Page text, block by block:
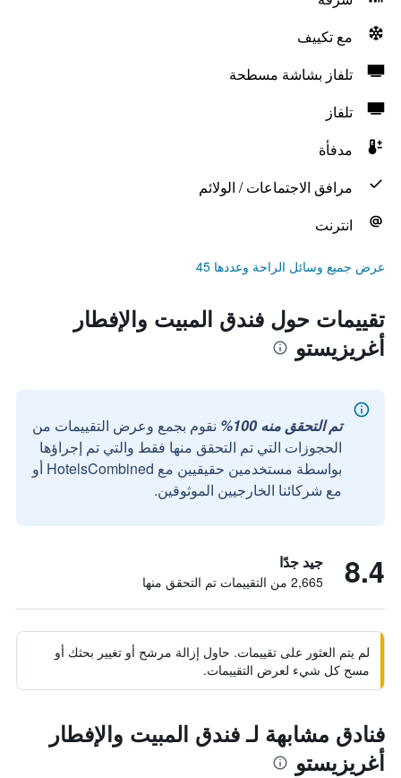
مع تكييف
تلفاز بشاشة مسطحة
تلفاز
مدفأة
مرافق الاجتماعات / الولائم
انترنت
عرض جميع وسائل الراحة وعددها 45
تقييمات حول فندق المبيت والإفطار
أغريزيستو
تم التحقق منه 100%
نقوم بجمع وعرض التقييمات من
الحجوزات التي تم التحقق منها فقط والتي تم إجراؤها
بواسطة مستخدمين حقيقيين مع HotelsCombined أو
مع شركائنا الخارجيين الموثوقين.
8.4 جيد جدًا
2,665 من التقييمات تم التحقق منها
لم يتم العثور على تقييمات. حاول إزالة مرشح أو تغيير بحثك أو
مسح كل شيء لعرض التقييمات.
فنادق مشابهة لـ فندق المبيت والإفطار
أغريزيستو